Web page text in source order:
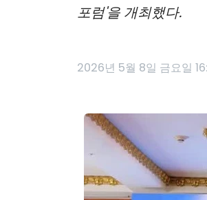
포럼'을 개최했다.
2026년 5월 8일 금요일